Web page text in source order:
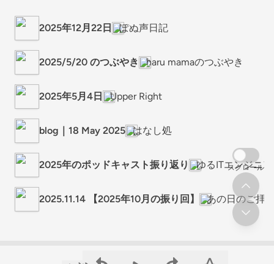
2025年12月22日 ぽぬ声日記
2025/5/20 のつぶやき haru mamaのつぶやき
2025年5月4日 Upper Right
blog｜18 May 2025 はなし処
2025年のポッドキャスト振り返り ゆるITエンジニ
2025.11.14 【2025年10月の振り回】 あの日のご拝
スクロール